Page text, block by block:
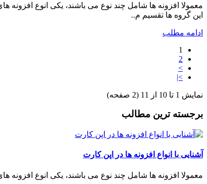
معمولا افزونه ها شامل چند نوع می باشند، یکی انوع
این گروه ها تقسیم م..
ادامه مطلب
1
2
>
>|
نمایش 1 تا 10 از 11 (2 صفحه)
برجسته ترین مطالب
آشنایی با انواع افزونه ها در اپن کارت
معمولا افزونه ها شامل چند نوع می باشند، یکی انوع